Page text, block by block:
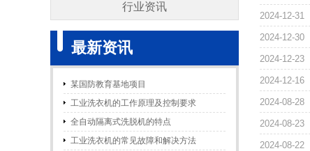
行业资讯
最新资讯
某国防教育基地项目
工业洗衣机的工作原理及控制要求
全自动隔离式洗脱机的特点
工业洗衣机的常见故障和解决方法
2024-12-31
2024-12-30
2024-12-23
2024-12-16
2024-08-28
2024-08-23
2024-08-22